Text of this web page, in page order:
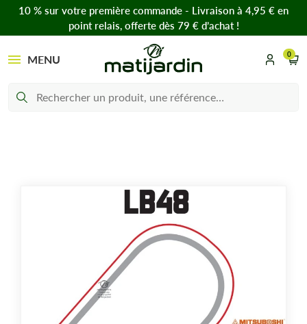
10 % sur votre première commande - Livraison à 4,95 € en
point relais, offerte dès 79 € d’achat !
MENU 0